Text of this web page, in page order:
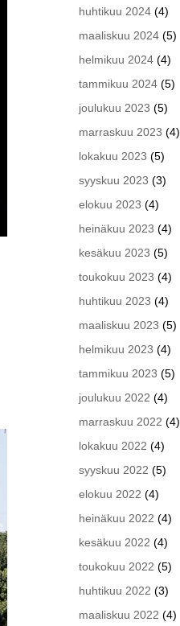
huhtikuu 2024 (4)
maaliskuu 2024 (5)
helmikuu 2024 (4)
tammikuu 2024 (5)
joulukuu 2023 (5)
marraskuu 2023 (4)
lokakuu 2023 (5)
syyskuu 2023 (3)
elokuu 2023 (4)
heinäkuu 2023 (4)
kesäkuu 2023 (5)
toukokuu 2023 (4)
huhtikuu 2023 (4)
maaliskuu 2023 (5)
helmikuu 2023 (4)
tammikuu 2023 (5)
joulukuu 2022 (4)
marraskuu 2022 (4)
lokakuu 2022 (4)
syyskuu 2022 (5)
elokuu 2022 (4)
heinäkuu 2022 (4)
kesäkuu 2022 (4)
toukokuu 2022 (5)
huhtikuu 2022 (3)
maaliskuu 2022 (4)